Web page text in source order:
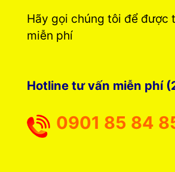
Hãy gọi chúng tôi để được
miễn phí
Hotline tư vấn miễn phí
0901 85 84